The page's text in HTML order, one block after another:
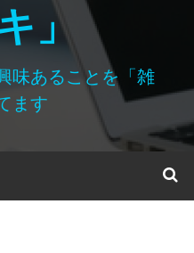
」
味あることを「雑
ます